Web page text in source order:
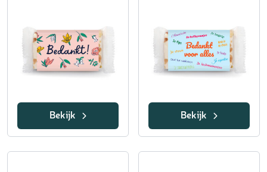
Bekijk Bekijk